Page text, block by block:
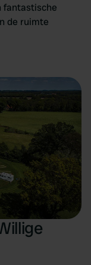
fantastische
de ruimte